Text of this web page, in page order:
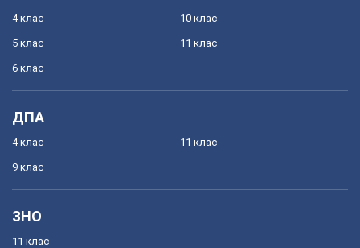
4 клас
5 клас
6 клас
10 клас
11 клас
ДПА
4 клас
9 клас
11 клас
ЗНО
11 клас